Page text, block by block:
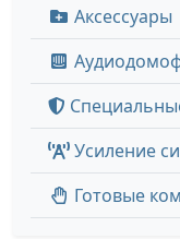
Аксессуары
Усиление
Готовые